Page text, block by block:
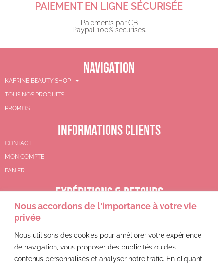
Nous accordons de l'importance à votre vie
privée
Nous utilisons des cookies pour améliorer votre expérience
de navigation, vous proposer des publicités ou des
contenus personnalisés et analyser notre trafic. En cliquant
PAIEMENT EN LIGNE SÉCURISÉE
Paiements par CB
Paypal 100% sécurisés.​
NAVIGATION
KAFRINE BEAUTY SHOP
TOUS NOS PRODUITS
PROMOS
INFORMATIONS CLIENTS
CONTACT
MON COMPTE
PANIER
EXPÉDITIONS & RETOURS
CGV
POLITIQUE DE REMBOURSEMENT
POLITIQUE DE CONFIDENTIALITÉ
MENTIONS LÉGALES